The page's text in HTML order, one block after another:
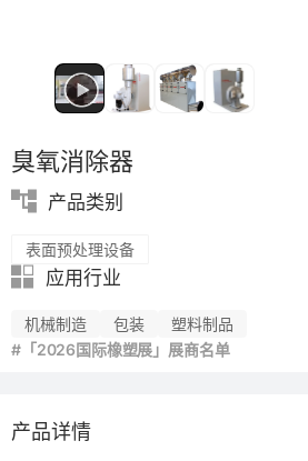
臭氧消除器
产品类别
表面预处理设备
应用行业
机械制造 包装
塑料制品
#「2026国际橡塑展」展商名单
产品详情